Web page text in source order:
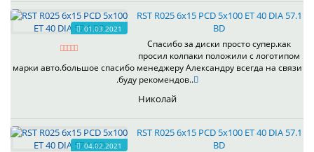
01.03.2021
RST R025 6x15 PCD 5x100 ET 40 DIA 57.1
BD
Спасибо за диски просто супер.как
просил колпаки положили с логотипом
марки авто.большое спасибо менеджеру Александру всегда на связи
.буду рекомендов..
Николай
04.02.2021
RST R025 6x15 PCD 5x100 ET 40 DIA 57.1
BD